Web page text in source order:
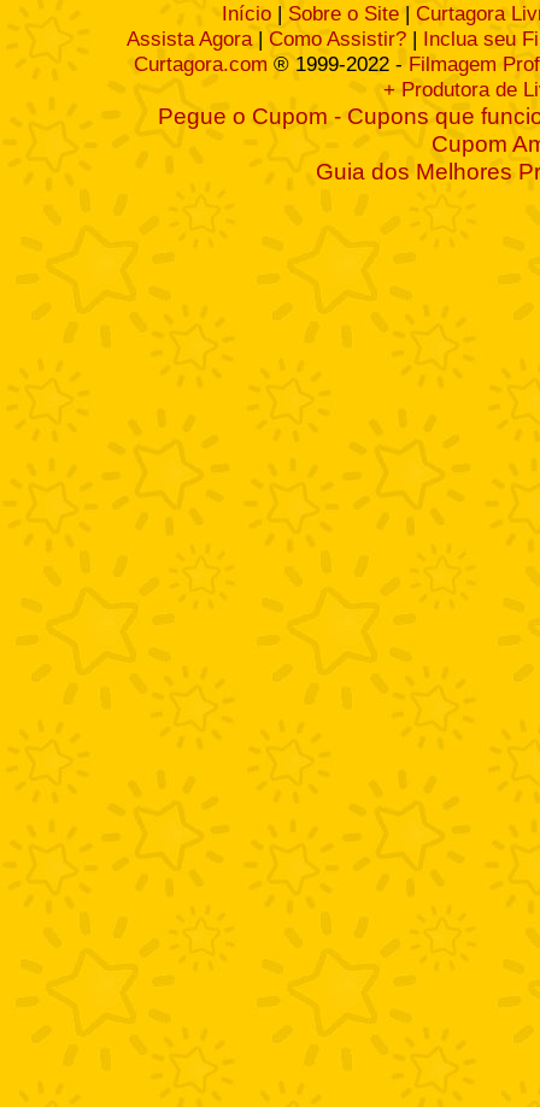
Início | Sobre o Site | Curtagora
Assista Agora| Como Assistir? | Inclua seu
Curtagora.com ® 1999-2022 - Filmagem
+ Produtora de
Pegue o Cupom - Cupons que
Cupom
Guia dos Melhores